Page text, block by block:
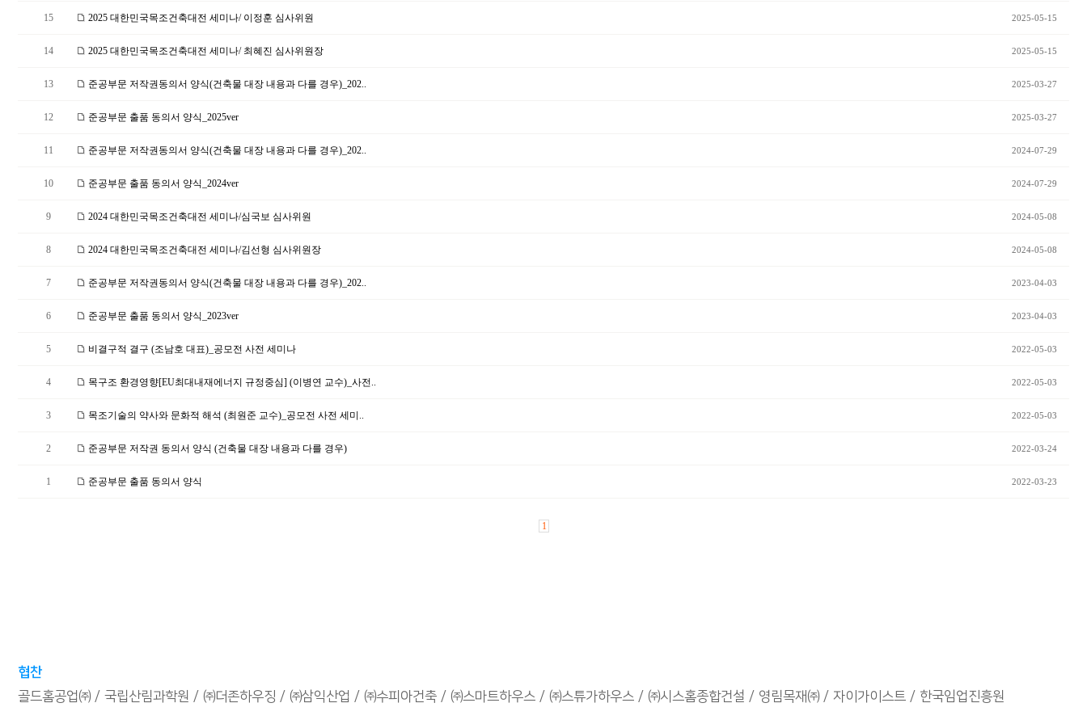
15 2025 대한민국목조건축대전 세미나/ 이정훈 심사위원 2025-05-15
14 2025 대한민국목조건축대전 세미나/ 최혜진 심사위원장 2025-05-15
13 준공부문 저작권동의서 양식(건축물 대장 내용과 다를 경우)_202.. 2025-03-27
12 준공부문 출품 동의서 양식_2025ver 2025-03-27
11 준공부문 저작권동의서 양식(건축물 대장 내용과 다를 경우)_202.. 2024-07-29
10 준공부문 출품 동의서 양식_2024ver 2024-07-29
9 2024 대한민국목조건축대전 세미나/심국보 심사위원 2024-05-08
8 2024 대한민국목조건축대전 세미나/김선형 심사위원장 2024-05-08
7 준공부문 저작권동의서 양식(건축물 대장 내용과 다를 경우)_202.. 2023-04-03
6 준공부문 출품 동의서 양식_2023ver 2023-04-03
5 비결구적 결구 (조남호 대표)_공모전 사전 세미나 2022-05-03
4 목구조 환경영향[EU최대내재에너지 규정중심] (이병연 교수)_사전.. 2022-05-03
3 목조기술의 약사와 문화적 해석 (최원준 교수)_공모전 사전 세미.. 2022-05-03
2 준공부문 저작권 동의서 양식 (건축물 대장 내용과 다를 경우) 2022-03-24
1 준공부문 출품 동의서 양식 2022-03-23
1
협찬
골드홈공업㈜
국립산림과학원 ㈜더존하우징 ㈜삼익산업 ㈜수피아건축 ㈜스마트하우스 ㈜스튜가하우스 ㈜시스홈종합건설 영림목재㈜ 자이가이스트 한국임업진흥원